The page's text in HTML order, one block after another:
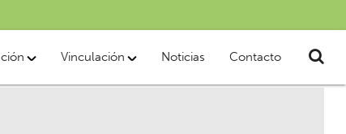
Vinculación Noticias Contacto